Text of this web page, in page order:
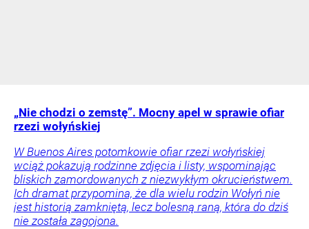
„Nie chodzi o zemstę”. Mocny apel w sprawie ofiar
rzezi wołyńskiej
W Buenos Aires potomkowie ofiar rzezi wołyńskiej
wciąż pokazują rodzinne zdjęcia i listy, wspominając
bliskich zamordowanych z niezwykłym okrucieństwem.
Ich dramat przypomina, że dla wielu rodzin Wołyń nie
jest historią zamkniętą, lecz bolesną raną, która do dziś
nie została zagojona.